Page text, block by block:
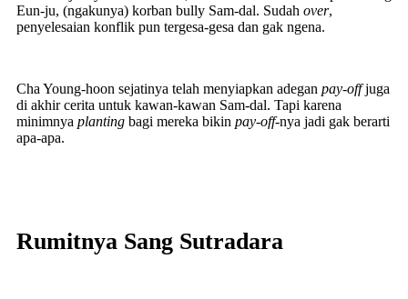
Eun-ju, (ngakunya) korban bully Sam-dal. Sudah over,
penyelesaian konflik pun tergesa-gesa dan gak ngena.
Cha Young-hoon sejatinya telah menyiapkan adegan pay-offjuga
di akhir cerita untuk kawan-kawan Sam-dal. Tapi karena
minimnya planting bagi mereka bikin pay-off-nya jadi gak berarti
apa-apa.
Rumitnya Sang Sutradara